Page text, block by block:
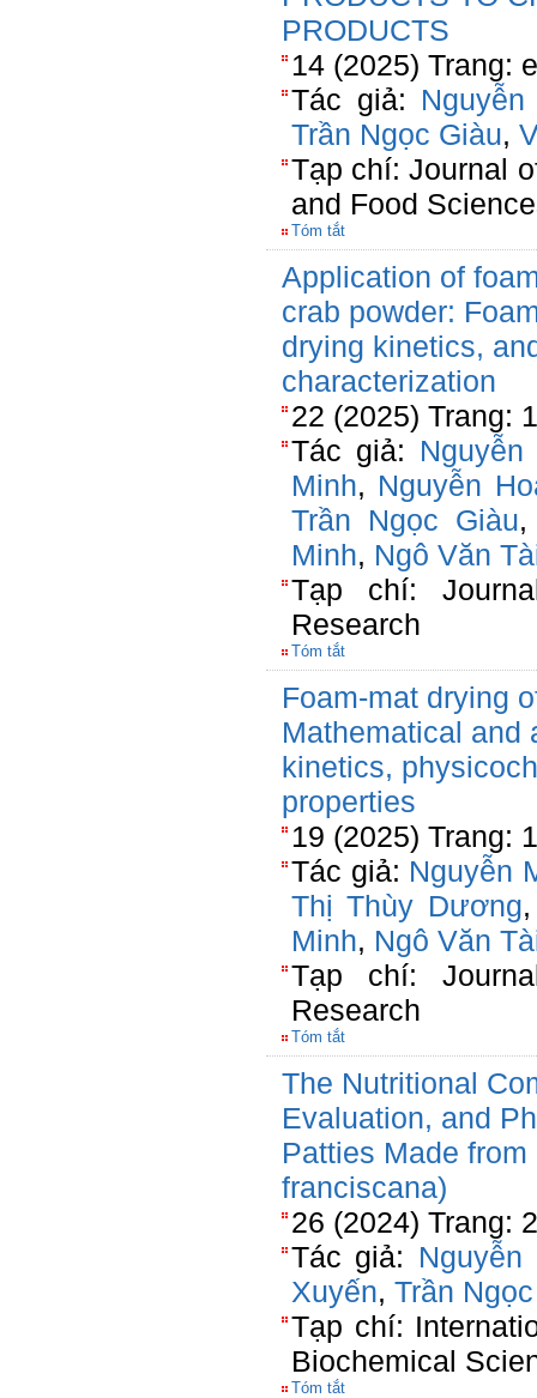
PRODUCTS
14 (2025) Trang:
Tác giả:
Trần Ngọc Giàu,
Tạp chí: Journal
and Food
Tóm tắt
Application of
crab powder:
drying kinetics,
characterization
22 (2025) Trang:
Tác giả:
Minh, Nguyễn
Trần Ngọc Giàu
Minh, Ngô Văn
Tạp chí:
Research
Tóm tắt
Foam-mat drying
Mathematical and
kinetics,
properties
19 (2025) Trang:
Tác giả: Nguyễn
Thị Thùy Dương
Minh, Ngô Văn
Tạp chí:
Research
Tóm tắt
The Nutritional
Evaluation, and
Patties Made
franciscana)
26 (2024) Trang:
Tác giả: Nguyễn
Xuyến, Trần
Tạp chí:
Biochemical
Tóm tắt